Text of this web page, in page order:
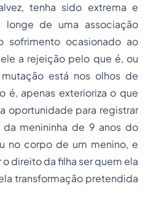
tenha sido extrema e
longe de uma associação
sofrimento ocasionado ao
a rejeição pelo que é, ou
está nos olhos de
é, apenas exterioriza o que
oportunidade para registrar
menininha de 9 anos do
no corpo de um menino, e
direito da filha ser quem ela
transformação pretendida